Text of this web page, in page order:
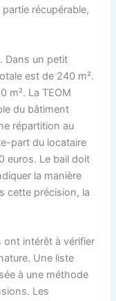
récupérable,
Dans un petit
est de 240 m².
m². La TEOM
du bâtiment
répartition au
part du locataire
euros. Le bail doit
la manière
cette précision, la
ont intérêt à vérifier
Une liste
à une méthode
Les